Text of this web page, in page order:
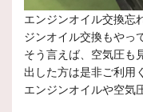
エンジンオイル交換忘
ジンオイル交換もやっ
そう言えば、空気圧も
出した方は是非ご利用
エンジンオイルや空気